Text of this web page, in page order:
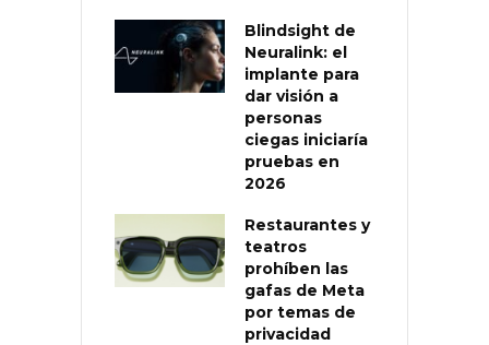
Blindsight de
Neuralink: el
implante para
dar visión a
personas
ciegas iniciaría
pruebas en
2026
Restaurantes y
teatros
prohíben las
gafas de Meta
por temas de
privacidad